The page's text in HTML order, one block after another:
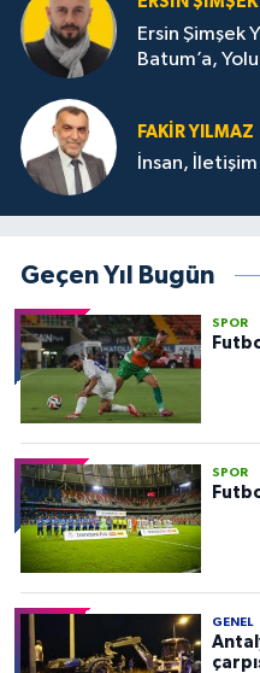
Ersin Şimşek
Batum’a,
FAKIR YILMAZ
İnsan,
Geçen Yıl Bugün
SPOR
SPOR
GENEL